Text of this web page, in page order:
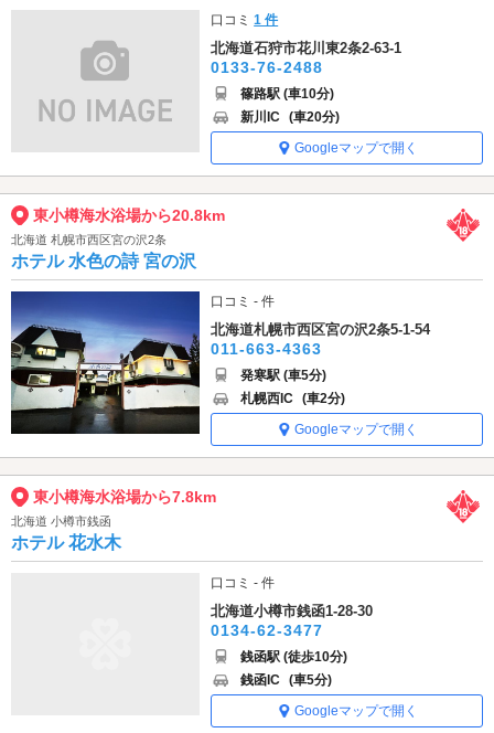
口コミ1 件
北海道石狩市花川東2条2-63-1
0133-76-2488
篠路駅 (車10分)
新川IC (車20分)
Googleマップで開く
東小樽海水浴場から20.8km
北海道 札幌市西区宮の沢2条
ホテル 水色の詩 宮の沢
口コミ - 件
北海道札幌市西区宮の沢2条5-1-54
011-663-4363
発寒駅 (車5分)
札幌西IC (車2分)
Googleマップで開く
東小樽海水浴場から7.8km
北海道 小樽市銭函
ホテル 花水木
口コミ - 件
北海道小樽市銭函1-28-30
0134-62-3477
銭函駅 (徒歩10分)
銭函IC (車5分)
Googleマップで開く